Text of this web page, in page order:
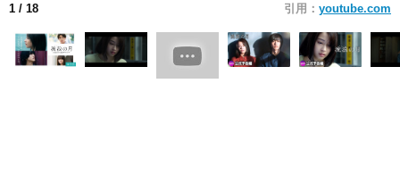
1 / 18 引用： youtube.com